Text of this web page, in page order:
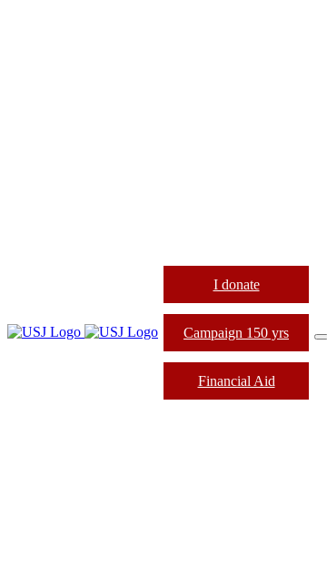
I donate
Campaign 150 yrs
Financial Aid